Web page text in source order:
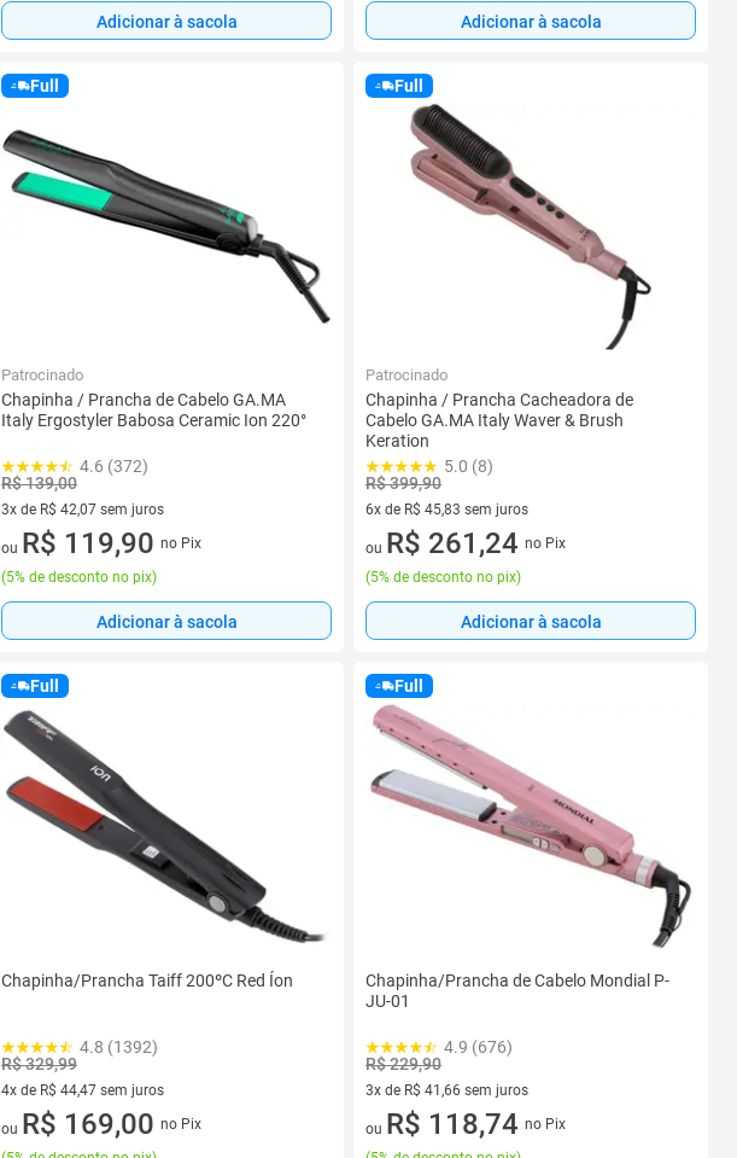
Adicionar à sacola Adicionar à sacola
Full
Patrocinado
Chapinha / Prancha de Cabelo GA.MA
Italy Ergostyler Babosa Ceramic Ion 220°
4.6 (372)
R$ 139,00
3x de R$ 42,07 sem juros
3 vez de R$ 42,07 sem juros
ou R$ 119,90 no Pix
(5% de desconto no pix)
Adicionar à sacola
Full
Patrocinado
Chapinha / Prancha Cacheadora de
Cabelo GA.MA Italy Waver & Brush
Keration
5.0 (8)
R$ 399,90
6x de R$ 45,83 sem juros
6 vez de R$ 45,83 sem juros
ou R$ 261,24 no Pix
(5% de desconto no pix)
Adicionar à sacola
Full
Chapinha/Prancha Taiff 200ºC Red Íon
4.8 (1392)
R$ 329,99
4x de R$ 44,47 sem juros
4 vez de R$ 44,47 sem juros
ou R$ 169,00 no Pix
Full
Chapinha/Prancha de Cabelo Mondial P-
JU-01
4.9 (676)
R$ 229,90
3x de R$ 41,66 sem juros
3 vez de R$ 41,66 sem juros
ou R$ 118,74 no Pix